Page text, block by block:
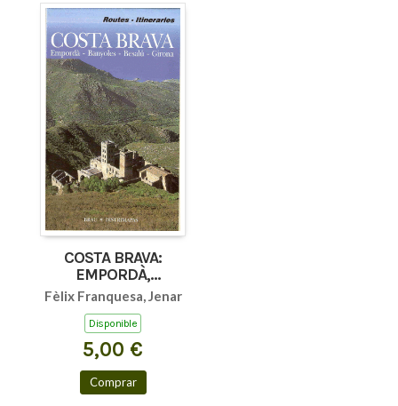
COSTA BRAVA:
EMPORDÀ,
BANYOLES,
BESALÚ, GIRONA
Fèlix Franquesa, Jenar
Disponible
5,00 €
Comprar